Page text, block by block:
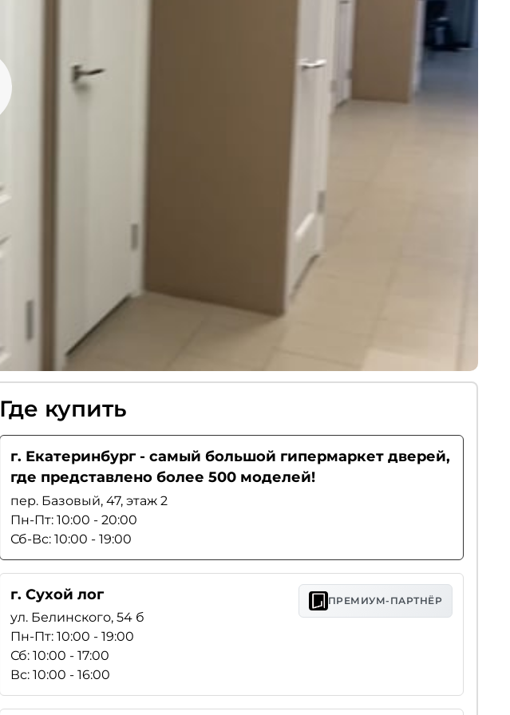
Где купить
г. Екатеринбург - самый большой гипермаркет дверей,
где представлено более 500 моделей!
пер. Базовый, 47, этаж 2
Пн-Пт: 10:00 - 20:00
Сб-Вс: 10:00 - 19:00
г. Сухой лог
ул. Белинского, 54 б
Пн-Пт: 10:00 - 19:00
Сб: 10:00 - 17:00
Вс: 10:00 - 16:00
ПРЕМИУМ-ПАРТНЁР